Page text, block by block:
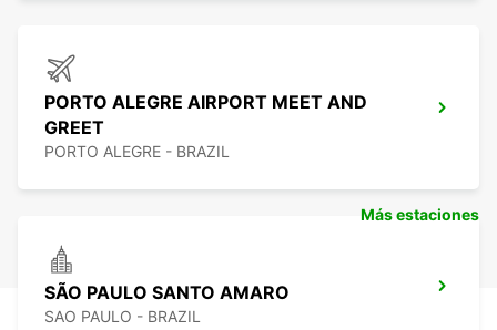
PORTO ALEGRE AIRPORT MEET AND
GREET
PORTO ALEGRE - BRAZIL
SÃO PAULO SANTO AMARO
SAO PAULO - BRAZIL
Más estaciones